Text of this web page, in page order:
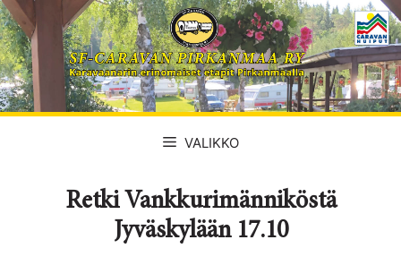
Siirry
sisältöön
VALIKKO
Retki Vankkurimänniköstä
Jyväskylään 17.10